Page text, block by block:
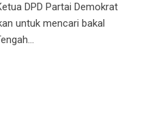
DPD Partai Demokrat
untuk mencari bakal